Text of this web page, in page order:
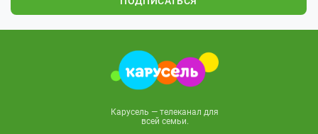
Карусель — телеканал для
всей семьи.